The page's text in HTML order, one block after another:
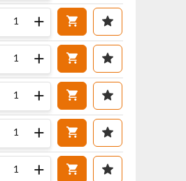
+
+
+
+
+